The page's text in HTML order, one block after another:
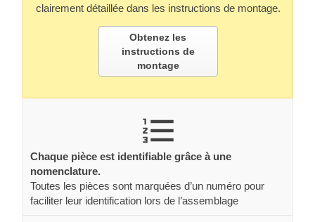
clairement détaillée dans les instructions de montage.
Obtenez les
instructions de
montage
Chaque pièce est identifiable grâce à une
nomenclature.
Toutes les pièces sont marquées d’un numéro pour
faciliter leur identification lors de l’assemblage